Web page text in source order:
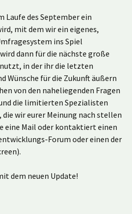
Laufe des September ein
mit dem wir ein eigenes,
ins Spiel
dann für die nächste große
in der ihr die letzten
Wünsche für die Zukunft äußern
von den naheliegenden Fragen
die limitierten Spezialisten
wir eurer Meinung nach stellen
eine Mail oder kontaktiert einen
Forum oder einen der
dem neuen Update!